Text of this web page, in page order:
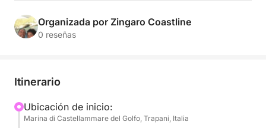
risas y vistas impresionantes. Este tour es la
combinación perfecta de la belleza salvaje de
casa y sumérjanse en una atmósfera de alegría y
que serán el escenario de recuerdos inolvidables.
Organizada por Zingaro Coastline
0 reseñas
Itinerario
Ubicación de inicio:
Marina di Castellammare del Golfo, Trapani, Italia